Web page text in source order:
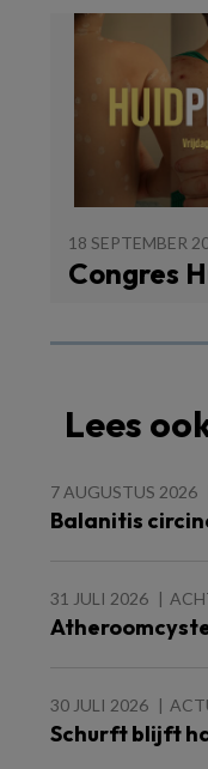
18 SEPTEMBER
Congres
Lees
7 AUGUSTUS 2026
Balanitis
31 JULI 2026
30 JULI 2026
Schurft blijft